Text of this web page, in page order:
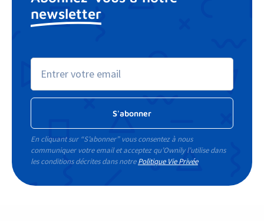
newsletter
En cliquant sur “S’abonner” vous consentez à nous
communiquer votre email et acceptez qu’Ownily l’utilise dans
les conditions décrites dans notrePolitique Vie Privée